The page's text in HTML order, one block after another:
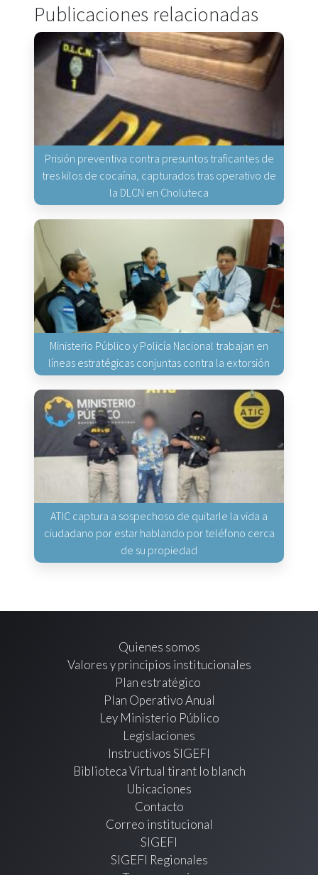
Publicaciones relacionadas
Prisión preventiva contra presuntos traficantes de
tres kilos de cocaína, capturados tras operativo de
la DLCN en Choluteca
Ministerio Público y Policía Nacional trabajan en
líneas estratégicas conjuntas contra la extorsión
ATIC captura a sospechoso de quitarle la vida a
ciudadano por estar hablando por teléfono cerca
de su propiedad
Quienes somos
Valores y principios institucionales
Plan estratégico
Plan Operativo Anual
Ley Ministerio Público
Legislaciones
Instructivos SIGEFI
Biblioteca Virtual tirant lo blanch
Ubicaciones
Contacto
Correo institucional
SIGEFI
SIGEFI Regionales